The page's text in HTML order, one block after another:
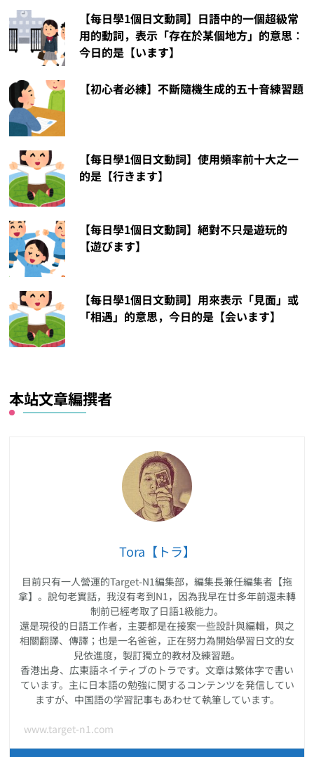
【每日學1個日文動詞】日語中的一個超級常
用的動詞，表示「存在於某個地方」的意思︰
今日的是【います】
【初心者必練】不斷隨機生成的五十音練習題
【每日學1個日文動詞】使用頻率前十大之一
的是【行きます】
【每日學1個日文動詞】絕對不只是遊玩的
【遊びます】
【每日學1個日文動詞】用來表示「見面」或
「相遇」的意思，今日的是【会います】
本站文章編撰者
Tora【トラ】
目前只有一人營運的Target-N1編集部，編集長兼任編集者【拖
拿】。說句老實話，我沒有考到N1，因為我早在廿多年前還未轉
制前已經考取了日語1級能力。
還是現役的日語工作者，主要都是在接案一些設計與編輯，與之
相關翻譯、傳譯；也是一名爸爸，正在努力為開始學習日文的女
兒依進度，製訂獨立的教材及練習題。
香港出身、広東語ネイティブのトラです。文章は繁体字で書い
ています。主に日本語の勉強に関するコンテンツを発信してい
ますが、中国語の学習記事もあわせて執筆しています。
www.target-n1.com